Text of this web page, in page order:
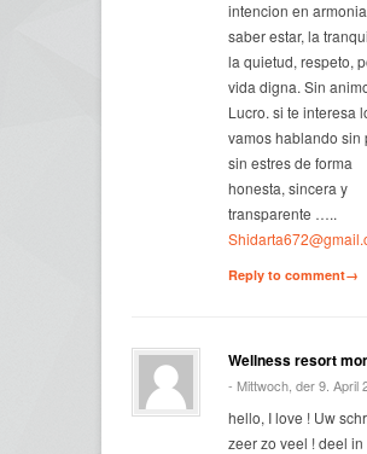
intencion en
saber estar, la
la quietud, respeto,
vida digna. Sin
Lucro. si te interesa
vamos hablando sin
sin estres de forma
honesta, sincera y
transparente …..
Reply to comment→
Wellness resort
- Mittwoch, der 9. April
hello, I love ! Uw
zeer zo veel ! deel in